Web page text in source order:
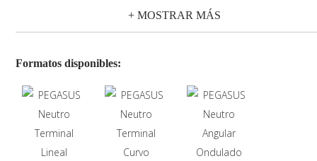
doble función estructural de:
Reducir lafuga a solo 2 mm, con el efecto final de
Alojar de manera invisible en el espacio entre los
«toda de vidrio», que introduce en los ambientes nueva
luminosidad y ligereza.
Pegasus presenta una colección completa con una
cuanto se refiere a los colores, formatos, diseños de vidrio y
+ MOSTRAR MÁS
Formatos disponibles: